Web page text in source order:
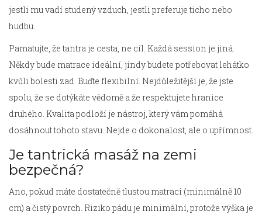
jestli mu vadí studený vzduch, jestli preferuje ticho nebo
hudbu.
Pamatujte, že tantra je cesta, ne cíl. Každá session je jiná.
Někdy bude matrace ideální, jindy budete potřebovat lehátko
kvůli bolesti zad. Buďte flexibilní. Nejdůležitější je, že jste
spolu, že se dotýkáte vědomě a že respektujete hranice
druhého. Kvalita podloží je nástroj, který vám pomáhá
dosáhnout tohoto stavu. Nejde o dokonalost, ale o upřímnost.
Je tantrická masáž na zemi
bezpečná?
Ano, pokud máte dostatečně tlustou matraci (minimálně 10
cm) a čistý povrch. Riziko pádu je minimální, protože výška je